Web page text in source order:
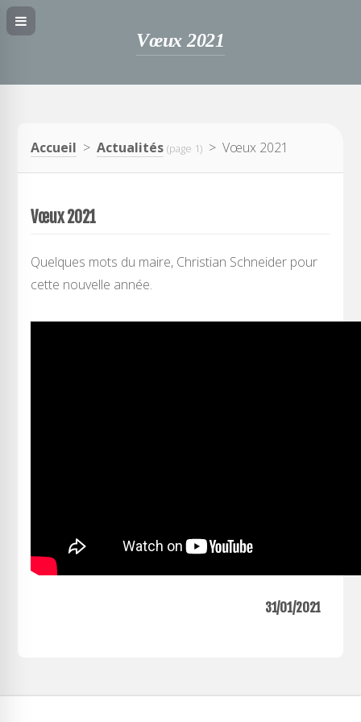
Vœux 2021
Accueil >Actualités (page 1) > Vœux 2021
Vœux 2021
Quelques mots du maire, Christian Schneider pour
cette nouvelle année.
31/01/2021